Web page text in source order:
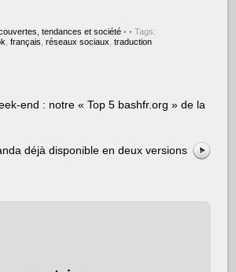
tendances et société • • Tags:
,français ,réseaux sociaux ,traduction
end : notre « Top 5 bashfr.org » de la
déjà disponible en deux versions